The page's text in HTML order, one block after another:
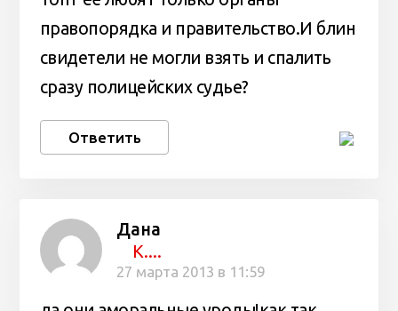
правопорядка и правительство.И блин
свидетели не могли взять и спалить
сразу полицейских судье?
Ответить
Дана
К....
27 марта 2013 в 11:59